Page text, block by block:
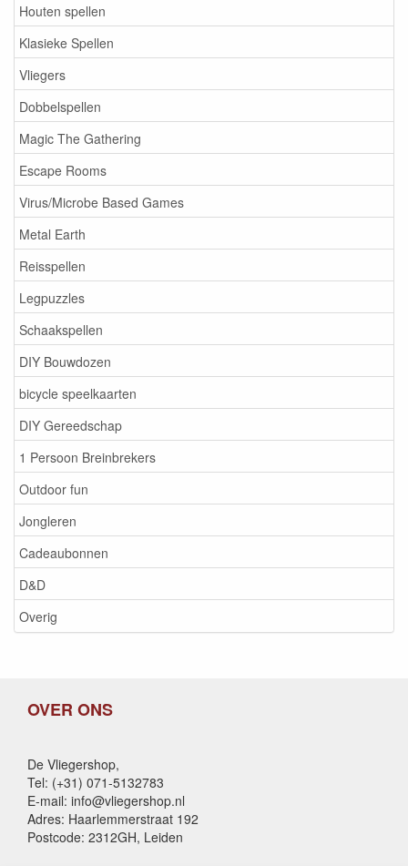
Houten spellen
Klasieke Spellen
Vliegers
Dobbelspellen
Magic The Gathering
Escape Rooms
Virus/Microbe Based Games
Metal Earth
Reisspellen
Legpuzzles
Schaakspellen
DIY Bouwdozen
bicycle speelkaarten
DIY Gereedschap
1 Persoon Breinbrekers
Outdoor fun
Jongleren
Cadeaubonnen
D&D
Overig
OVER ONS
De Vliegershop,
Tel: (+31) 071-5132783
E-mail: info@vliegershop.nl
Adres: Haarlemmerstraat 192
Postcode: 2312GH, Leiden